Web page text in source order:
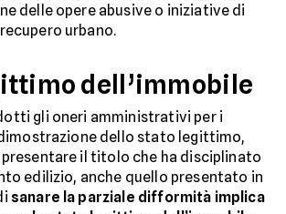
delle opere abusive o iniziative di
urbano.
dell’immobile
gli oneri amministrativi per i
dello stato legittimo,
il titolo che ha disciplinato
edilizio, anche quello presentato in
sanare la parziale difformità implica